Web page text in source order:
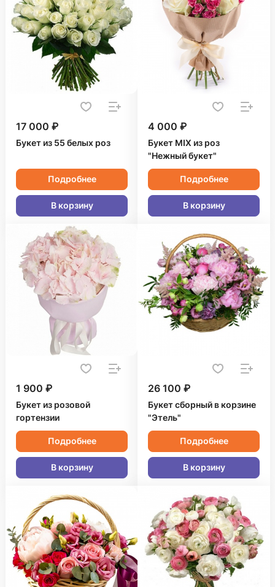
17 000 ₽
Букет из 55 белых роз
Подробнее
В корзину
4 000 ₽
Букет MIX из роз
"Нежный букет"
Подробнее
В корзину
1 900 ₽
Букет из розовой
гортензии
Подробнее
В корзину
26 100 ₽
Букет сборный в корзине
"Этель"
Подробнее
В корзину